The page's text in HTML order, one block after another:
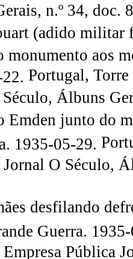
n.º 34, doc.
(adido militar
monumento aos
Portugal,
Álbuns
Emden junto do
1935-05-29.
O Século,
desfilando
Guerra.
Pública